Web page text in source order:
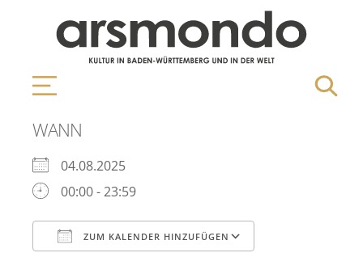
WANN
04.08.2025
00:00 - 23:59
ZUM KALENDER HINZUFÜGEN